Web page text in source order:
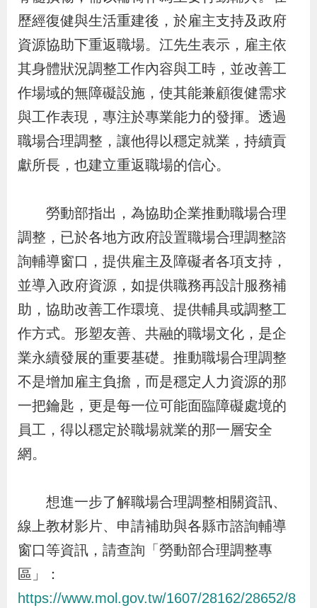
檢
舉
貪
瀆
通
位
歷經復健與生活重建後，於雇主支持及政府
資源協助下重返職場。江先生表示，雇主依
其身體狀況調整工作內容與工時，並改善工
作場域的無障礙設施，使其能兼顧復健需求
與工作表現，專注於專業能力的發揮。透過
職場合理調整，讓他得以穩定就業，持續貢
獻所長，也建立重返職場的信心。
勞動部指出，為協助企業推動職場合理
調整，已於各地方政府設置職場合理調整諮
詢輔導窗口，提供雇主及障礙者各項支持，
並導入政府資源，如提供職務再設計服務補
助，協助改善工作環境、提供輔具或調整工
作方式。形塑友善、共融的職場文化，是企
業永續發展的重要基礎。推動職場合理調整
不是增加雇主負擔，而是穩定人力資源的那
一把鑰匙，更是每一位可能面臨障礙處境的
員工，得以穩定於職場就業的那一層安全
網。
想進一步了解職場合理調整相關資訊、
線上教材影片、申請補助與各縣市諮詢輔導
窗口等資訊，請查詢「勞動部合理調整專
區」：
https://www.mol.gov.tw/1607/28162/28652/8